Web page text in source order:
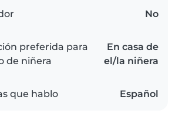
No
preferida para
de niñera
En casa de
el/la niñera
que hablo Español